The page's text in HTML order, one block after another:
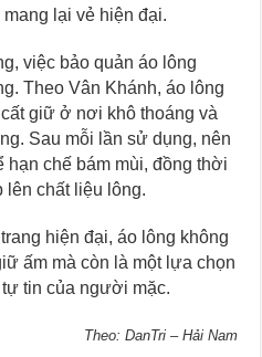
lại vẻ hiện đại.
việc bảo quản áo lông
Theo Vân Khánh, áo lông
giữ ở nơi khô thoáng và
Sau mỗi lần sử dụng, nên
chế bám mùi, đồng thời
lên chất liệu lông.
hiện đại, áo lông không
ấm mà còn là một lựa chọn
tin của người mặc.
Theo: DanTri – Hải Nam